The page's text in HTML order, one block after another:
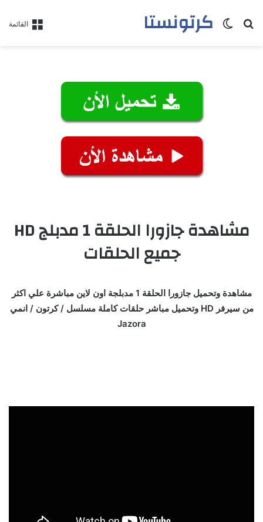
القائمة كرتونستابحث عنالوضع المظلم
مشاهدة جازورا الحلقة 1 مدبلج HD
جميع الحلقات
مشاهدة وتحميل جازورا الحلقة 1 مدبلجة اون لاين مباشرة علي اكثر
من سيرفر HD وتحميل مباشر حلقات كاملة مسلسل / كرتون / انمي
Jazora